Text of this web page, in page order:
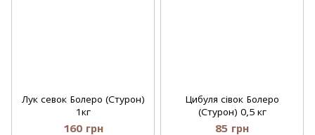
Лук севок Болеро (Стурон)
1кг
160 грн
Цибуля сівок Болеро
(Стурон) 0,5 кг
85 грн